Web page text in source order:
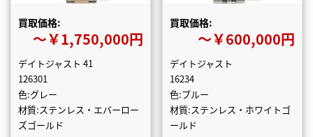
買取価格:
〜￥1,750,000円
デイトジャスト 41
126301
色:グレー
材質:ステンレス・エバーロー
ズゴールド
買取価格:
〜￥600,000円
デイトジャスト
16234
色:ブルー
材質:ステンレス・ホワイトゴ
ールド